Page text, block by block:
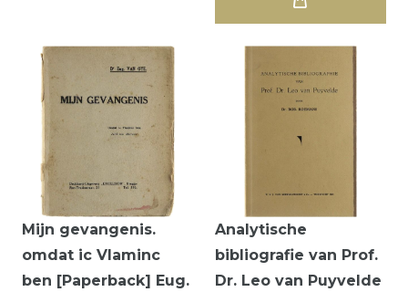
Mijn gevangenis.
omdat ic Vlaminc
ben [Paperback] Eug.
Analytische
bibliografie van Prof.
Dr. Leo van Puyvelde